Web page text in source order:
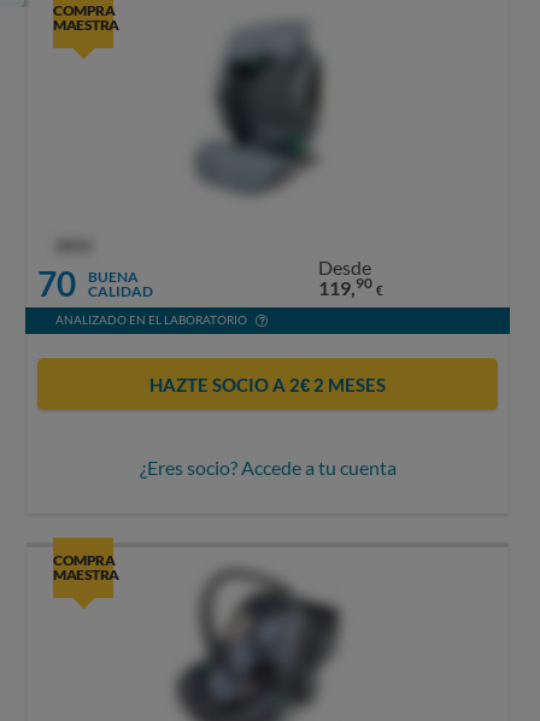
COMPRA
MAESTRA
70
BUENA
CALIDAD
Desde
119,90 €
ANALIZADO EN EL LABORATORIO
HAZTE SOCIO A 2€ 2 MESES
¿Eres socio? Accede a tu cuenta
COMPRA
MAESTRA